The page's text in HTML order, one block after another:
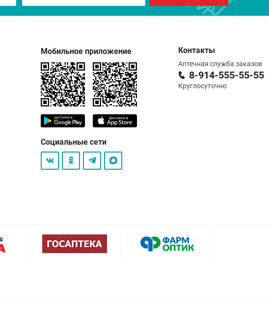
Продолжительность приема не менее 1 месяца. При
не выше 25° С.
Мобильное приложение
Социальные сети
Контакты
Аптечная служба заказов
8-914-555-55-55
Круглосуточно